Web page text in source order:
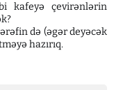
kafeyə çevirənlərin
də (əgər deyəcək
hazırıq.